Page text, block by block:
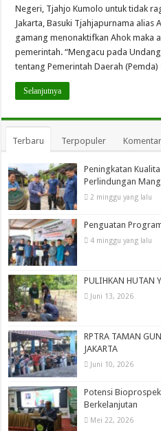
Negeri, Tjahjo Kumolo untuk tidak
Jakarta, Basuki Tjahjapurnama alias
gamang menonaktifkan Ahok maka
pemerintah. “Mengacu pada
tentang Pemerintah Daerah (Pemda)
Selanjutnya
Terbaru Terpopuler Komentar
Peningkatan
Perlindungan
2 minggu yang lalu
Penguatan
4 minggu yang lalu
PULIHKAN HUTAN
Juni 13, 2026
RPTRA TAMAN
JAKARTA
Juni 10, 2026
Potensi
Berkelanjutan
Mei 22, 2026